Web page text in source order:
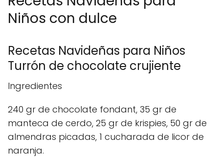
Niños con dulce
Recetas Navideñas para Niños
Turrón de chocolate crujiente
Ingredientes
240 gr de chocolate fondant, 35 gr de
manteca de cerdo, 25 gr de krispies, 50 gr de
almendras picadas, 1 cucharada de licor de
naranja.